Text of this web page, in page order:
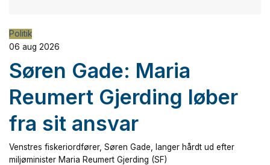
Politik
06 aug 2026
Søren Gade: Maria
Reumert Gjerding løber
fra sit ansvar
Venstres fiskeriordfører, Søren Gade, langer hårdt ud efter
miljøminister Maria Reumert Gjerding (SF)